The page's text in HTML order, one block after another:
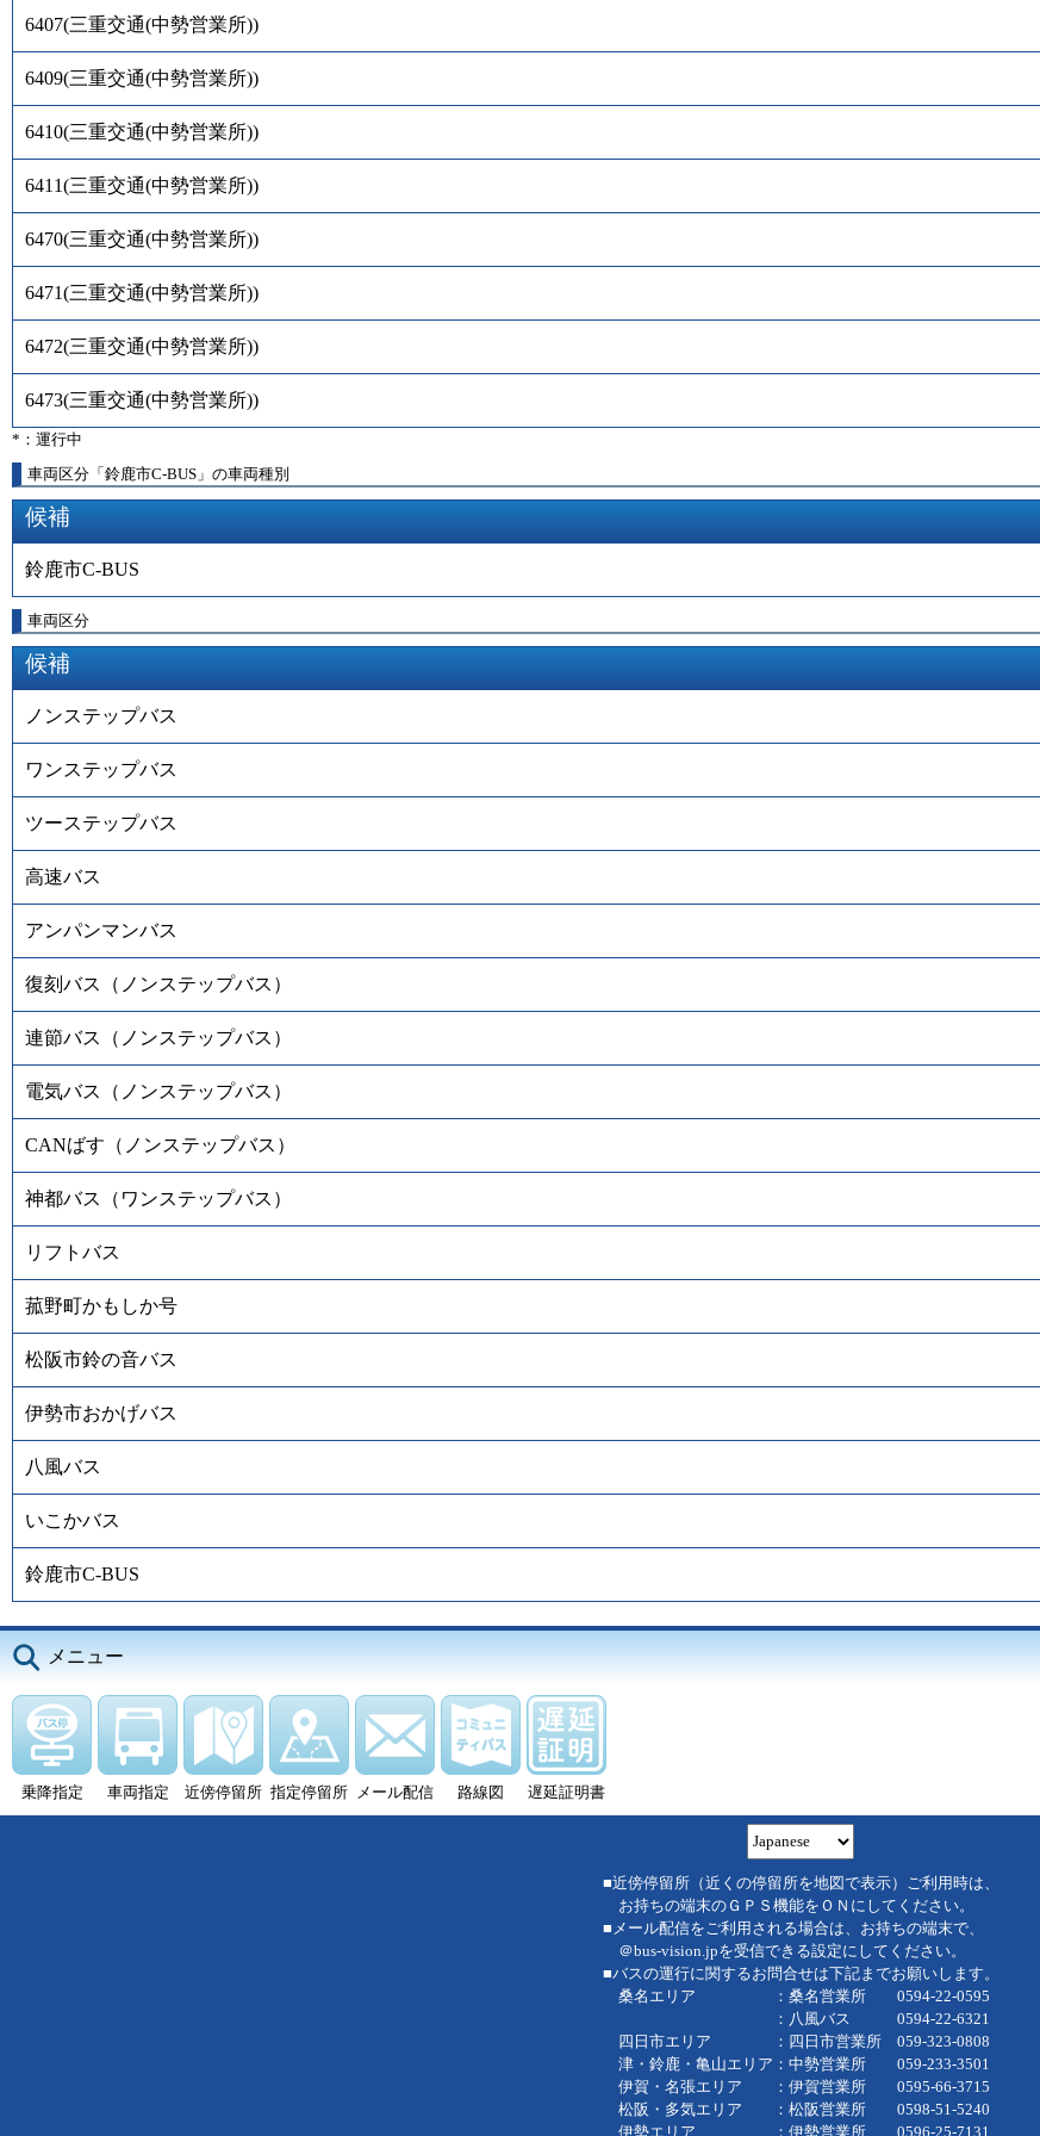
6407(三重交通(中勢営業所))
6409(三重交通(中勢営業所))
6410(三重交通(中勢営業所))
6411(三重交通(中勢営業所))
6470(三重交通(中勢営業所))
6471(三重交通(中勢営業所))
6472(三重交通(中勢営業所))
6473(三重交通(中勢営業所))
*：運行中
車両区分「鈴鹿市C-BUS」の車両種別
候補
鈴鹿市C-BUS
車両区分
候補
ノンステップバス
ワンステップバス
ツーステップバス
高速バス
アンパンマンバス
復刻バス（ノンステップバス）
連節バス（ノンステップバス）
電気バス（ノンステップバス）
CANばす（ノンステップバス）
神都バス（ワンステップバス）
リフトバス
菰野町かもしか号
松阪市鈴の音バス
伊勢市おかげバス
八風バス
いこかバス
鈴鹿市C-BUS
メニュー
乗降指定 車両指定 近傍停留所 指定停留所 メール配信 路線図 遅延証明書
■近傍停留所（近くの停留所を地図で表示）ご利用時は、
お持ちの端末のＧＰＳ機能をＯＮにしてください。
■メール配信をご利用される場合は、お持ちの端末で、
＠bus-vision.jpを受信できる設定にしてください。
■バスの運行に関するお問合せは下記までお願いします。
桑名エリア ：桑名営業所 0594-22-0595
：八風バス 0594-22-6321
四日市エリア ：四日市営業所 059-323-0808
津・鈴鹿・亀山エリア：中勢営業所 059-233-3501
伊賀・名張エリア ：伊賀営業所 0595-66-3715
松阪・多気エリア ：松阪営業所 0598-51-5240
伊勢エリア ：伊勢営業所 0596-25-7131